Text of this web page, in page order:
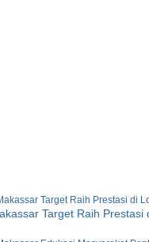
Target Raih